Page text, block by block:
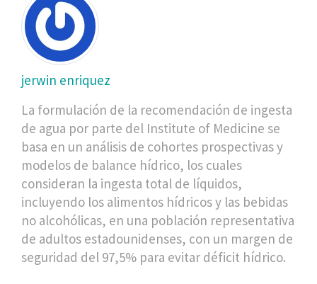
jerwin enriquez
La formulación de la recomendación de ingesta
de agua por parte del Institute of Medicine se
basa en un análisis de cohortes prospectivas y
modelos de balance hídrico, los cuales
consideran la ingesta total de líquidos,
incluyendo los alimentos hídricos y las bebidas
no alcohólicas, en una población representativa
de adultos estadounidenses, con un margen de
seguridad del 97,5% para evitar déficit hídrico.